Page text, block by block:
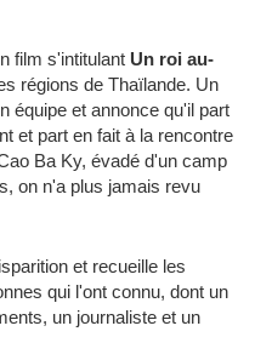
film s'intitulant Un roi au-
régions de Thaïlande. Un
équipe et annonce qu'il part
et part en fait à la rencontre
Ba Ky, évadé d'un camp
on n'a plus jamais revu
et recueille les
qui l'ont connu, dont un
un journaliste et un